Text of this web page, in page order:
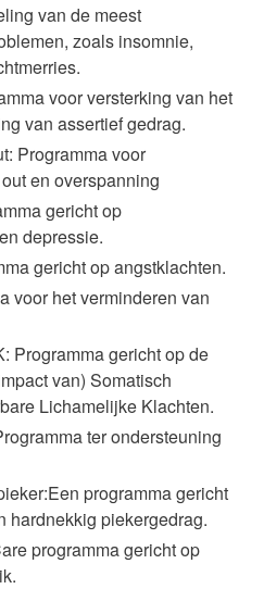
van de meest
zoals insomnie,
voor versterking van het
van assertief gedrag.
Programma voor
en overspanning
gericht op
depressie.
gericht op angstklachten.
voor het verminderen van
Programma gericht op de
van) Somatisch
Lichamelijke Klachten.
ter ondersteuning
programma gericht
hardnekkig piekergedrag.
programma gericht op